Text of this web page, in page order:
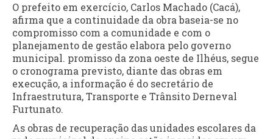
O prefeito em exercício, Carlos Machado (Cacá),
afirma que a continuidade da obra baseia-se no
compromisso com a comunidade e com o
planejamento de gestão elabora pelo governo
municipal. promisso da zona oeste de Ilhéus, segue
o cronograma previsto, diante das obras em
execução, a informação é do secretário de
Infraestrutura, Transporte e Trânsito Derneval
Furtunato.
As obras de recuperação das unidades escolares da